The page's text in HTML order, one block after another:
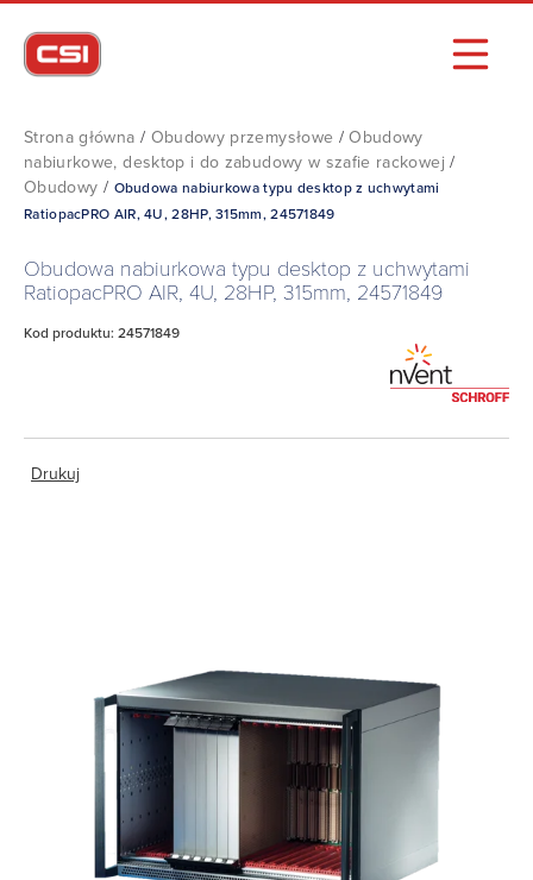
Strona główna / Obudowy przemysłowe /Obudowy
nabiurkowe, desktop i do zabudowy w szafie rackowej /
Obudowy / Obudowa nabiurkowa typu desktop z uchwytami
RatiopacPRO AIR, 4U, 28HP, 315mm, 24571849
Obudowa nabiurkowa typu desktop z uchwytami
RatiopacPRO AIR, 4U, 28HP, 315mm, 24571849
Kod produktu: 24571849
Drukuj